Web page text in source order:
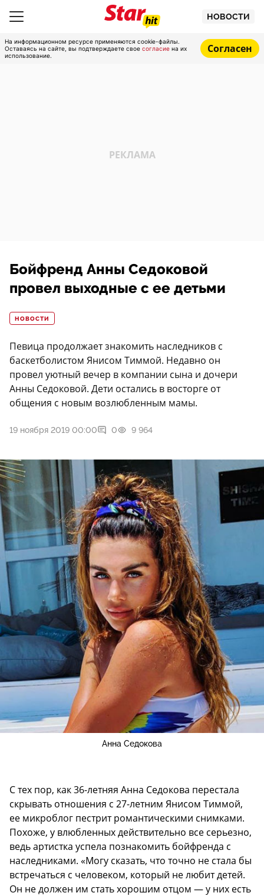
НОВОСТИ
На информационном ресурсе применяются cookie-файлы.
Оставаясь на сайте, вы подтверждаете свое согласие на их
использование.
Согласен
Бойфренд Анны Седоковой
провел выходные с ее детьми
НОВОСТИ
Певица продолжает знакомить наследников с
баскетболистом Янисом Тиммой. Недавно он
провел уютный вечер в компании сына и дочери
Анны Седоковой. Дети остались в восторге от
общения с новым возлюбленным мамы.
19 ноября 2019 00:00 0 9 964
Анна Седокова
С тех пор, как 36-летняя Анна Седокова перестала
скрывать отношения с 27-летним Янисом Тиммой,
ее микроблог пестрит романтическими снимками.
Похоже, у влюбленных действительно все серьезно,
ведь артистка успела познакомить бойфренда с
наследниками. «Могу сказать, что точно не стала бы
встречаться с человеком, который не любит детей.
Он не должен им стать хорошим отцом — у них есть